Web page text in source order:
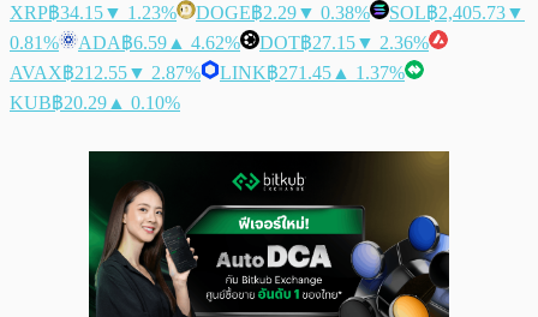
XRP฿34.15▼ 1.23% DOGE฿2.29▼ 0.38% SOL฿2,405.73▼
0.81%
ADA฿6.59 ▲ 4.62% DOT฿27.15▼ 2.36%
AVAX฿212.55▼ 2.87% LINK฿271.45 ▲ 1.37%
KUB฿20.29 ▲ 0.10%